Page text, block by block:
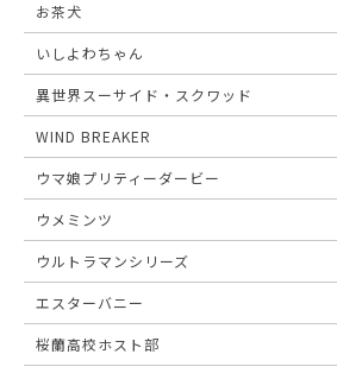
お茶犬
いしよわちゃん
異世界スーサイド・スクワッド
WIND BREAKER
ウマ娘プリティーダービー
ウメミンツ
ウルトラマンシリーズ
エスターバニー
桜蘭高校ホスト部